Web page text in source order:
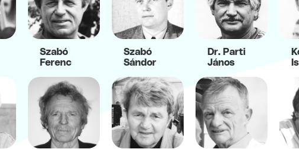
Szabó
Ferenc
Szabó
Sándor
Dr. Parti
János